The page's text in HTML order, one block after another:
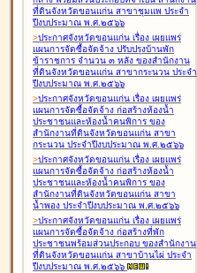
ที่ดินจังหวัดขอนแก่น สาขาชุมแพ ประจำ
ปีงบประมาณ พ.ศ.๒๕๖๖
>ประกาศจังหวัดขอนแก่น เรื่อง เผยแพร่
แผนการจัดซื้อจัดจ้าง ปรับปรุงบ้านพัก
ข้าราชการ จำนวน ๓ หลัง ของสำนักงาน
ที่ดินจังหวัดขอนแก่น สาขากระนวน ประจำ
ปีงบประมาณ พ.ศ.๒๕๖๖
>ประกาศจังหวัดขอนแก่น เรื่อง เผยแพร่
แผนการจัดซื้อจัดจ้าง ก่อสร้างห้องน้ำ
ประชาชนและห้องน้ำคนพิการ ของ
สำนักงานที่ดินจังหวัดขอนแก่น สาขา
กระนวน ประจำปีงบประมาณ พ.ศ.๒๕๖๖
>ประกาศจังหวัดขอนแก่น เรื่อง เผยแพร่
แผนการจัดซื้อจัดจ้าง ก่อสร้างห้องน้ำ
ประชาชนและห้องน้ำคนพิการ ของ
สำนักงานที่ดินจังหวัดขอนแก่น สาขา
น้ำพอง ประจำปีงบประมาณ พ.ศ.๒๕๖๖
>ประกาศจังหวัดขอนแก่น เรื่อง เผยแพร่
แผนการจัดซื้อจัดจ้าง ก่อสร้างที่พัก
ประชาชนพร้อมส่วนประกอบ ของสำนักงาน
ที่ดินจังหวัดขอนแก่น สาขาบ้านไผ่ ประจำ
ปีงบประมาณ พ.ศ.๒๕๖๖